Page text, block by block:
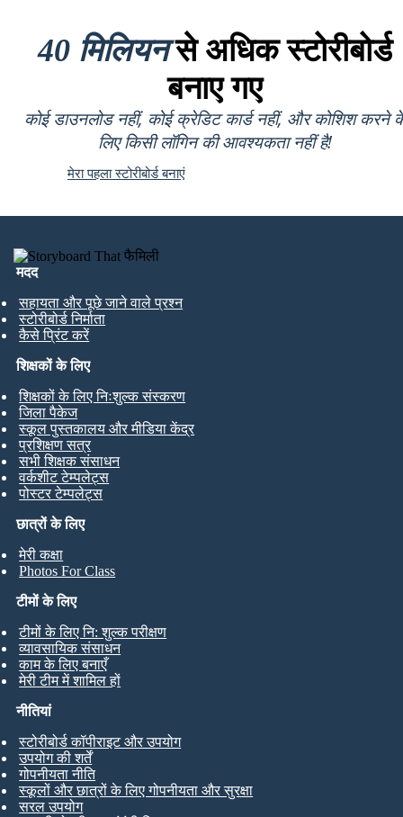
40 मिलियनसे अधिक स्टोरीबोर्ड
बनाए गए
कोई डाउनलोड नहीं, कोई क्रेडिट कार्ड नहीं, और कोशिश करने
लिए किसी लॉगिन की आवश्यकता नहीं है!
मेरा पहला स्टोरीबोर्ड बनाएं
मदद
सहायता और पूछे जाने वाले प्रश्न
स्टोरीबोर्ड निर्माता
कैसे प्रिंट करें
छात्रों के लिए
मेरी कक्षा
Photos For Class
शिक्षकों के लिए
शिक्षकों के लिए निःशुल्क संस्करण
जिला पैकेज
स्कूल पुस्तकालय और मीडिया केंद्र
प्रशिक्षण सत्र
सभी शिक्षक संसाधन
वर्कशीट टेम्पलेट्स
पोस्टर टेम्पलेट्स
टीमों के लिए
टीमों के लिए नि: शुल्क परीक्षण
व्यावसायिक संसाधन
काम के लिए बनाएँ
मेरी टीम में शामिल हों
नीतियां
स्टोरीबोर्ड कॉपीराइट और उपयोग
उपयोग की शर्तें
गोपनीयता नीति
स्कूलों और छात्रों के लिए गोपनीयता और सुरक्षा
सरल उपयोग